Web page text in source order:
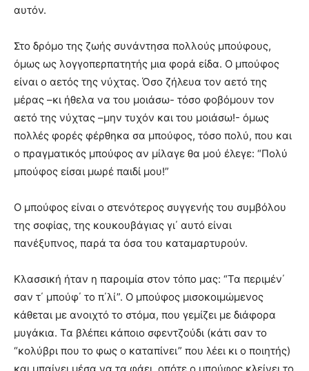
αυτόν.
Στο δρόμο της ζωής συνάντησα πολλούς μπούφους,
όμως ως λογγοπερπατητής μια φορά είδα. Ο μπούφος
είναι ο αετός της νύχτας. Όσο ζήλευα τον αετό της
μέρας –κι ήθελα να του μοιάσω- τόσο φοβόμουν τον
αετό της νύχτας –μην τυχόν και του μοιάσω!- όμως
πολλές φορές φέρθηκα σα μπούφος, τόσο πολύ, που και
ο πραγματικός μπούφος αν μίλαγε θα μού έλεγε: “Πολύ
μπούφος είσαι μωρέ παιδί μου!”
Ο μπούφος είναι ο στενότερος συγγενής του συμβόλου
της σοφίας, της κουκουβάγιας γι΄ αυτό είναι
πανέξυπνος, παρά τα όσα του καταμαρτυρούν.
Κλασσική ήταν η παροιμία στον τόπο μας: “Τα περιμέν΄
σαν τ΄ μπούφ΄ το π΄λί”. Ο μπούφος μισοκοιμώμενος
κάθεται με ανοιχτό το στόμα, που γεμίζει με διάφορα
μυγάκια. Τα βλέπει κάποιο σφεντζούδι (κάτι σαν το
“κολύβρι που το φως ο καταπίνει” που λέει κι ο ποιητής)